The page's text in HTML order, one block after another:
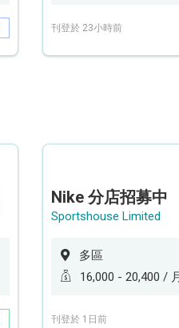
刊登於 23小時前
Nike 分店招募中
Sportshouse Limited
多區
16,000 - 20,400 /
刊登於 1日前